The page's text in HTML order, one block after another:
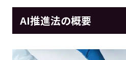
AI推進法の概要